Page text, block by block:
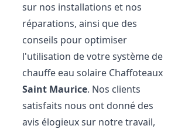
sur nos installations et nos
réparations, ainsi que des
conseils pour optimiser
l'utilisation de votre système de
chauffe eau solaire Chaffoteaux
Saint Maurice. Nos clients
satisfaits nous ont donné des
avis élogieux sur notre travail,